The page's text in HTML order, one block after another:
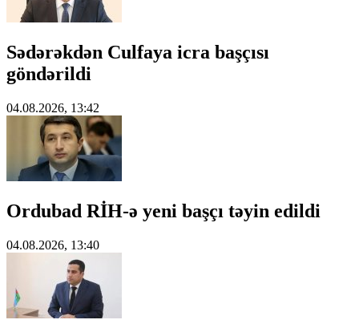
Sədərəkdən Culfaya icra başçısı
göndərildi
04.08.2026, 13:42
Ordubad RİH-ə yeni başçı təyin edildi
04.08.2026, 13:40